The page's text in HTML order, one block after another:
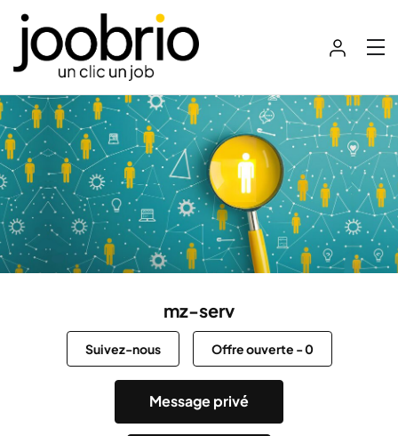
mz-serv
Suivez-nous Offre ouverte -0
Message privé